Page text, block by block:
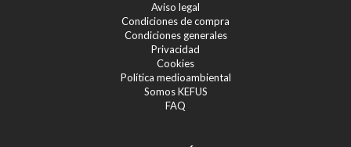
Aviso legal
Condiciones de compra
Condiciones generales
Privacidad
Cookies
Política medioambiental
Somos KEFUS
FAQ